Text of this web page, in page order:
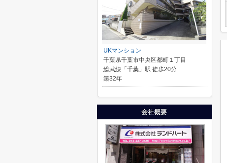
UKマンション
千葉県千葉市中央区都町１丁目
総武線「千葉」駅 徒歩20分
築32年